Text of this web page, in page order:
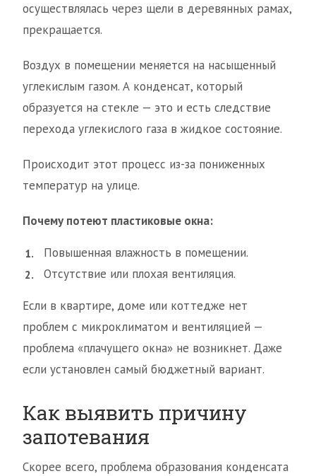
осуществлялась через щели в деревянных рамах,
прекращается.
Воздух в помещении меняется на насыщенный
углекислым газом. А конденсат, который
образуется на стекле — это и есть следствие
перехода углекислого газа в жидкое состояние.
Происходит этот процесс из-за пониженных
температур на улице.
Почему потеют пластиковые окна:
Повышенная влажность в помещении.
Отсутствие или плохая вентиляция.
Если в квартире, доме или коттедже нет
проблем с микроклиматом и вентиляцией —
проблема «плачущего окна» не возникнет. Даже
если установлен самый бюджетный вариант.
Как выявить причину
запотевания
Скорее всего, проблема образования конденсата